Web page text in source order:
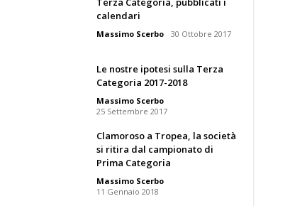
calendari
Massimo Scerbo 30 Ottobre 2017
Le nostre ipotesi sulla Terza
Categoria 2017-2018
Massimo Scerbo
25 Settembre 2017
Clamoroso a Tropea, la società
si ritira dal campionato di
Prima Categoria
Massimo Scerbo
11 Gennaio 2018